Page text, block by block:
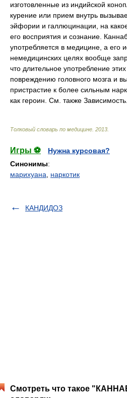
изготовленные из индийской
курение или прием внутрь
эйфории и галлюцинации, на
его восприятия и сознание.
употребляется в медицине, а его
немедицинских целях вообще
что длительное употребление
повреждению головного мозга и
пристрастие к более сильным
как героин. См. также Зависимость.
Толковый словарь по медицине 2013
Игры ⚽
Нужна курсовая?
Синонимы:
марихуана
наркотик
КАНДИДОЗ
Смотреть что такое